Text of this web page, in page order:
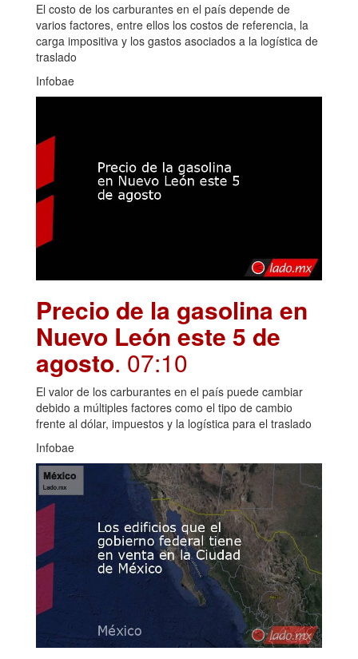
El costo de los carburantes en el país depende de
varios factores, entre ellos los costos de referencia, la
carga impositiva y los gastos asociados a la logística de
traslado
Infobae
Precio de la gasolina en
Nuevo León este 5 de
agosto. 07:10
El valor de los carburantes en el país puede cambiar
debido a múltiples factores como el tipo de cambio
frente al dólar, impuestos y la logística para el traslado
Infobae